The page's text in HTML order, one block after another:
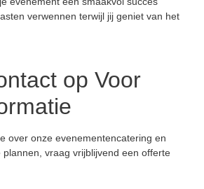
verwennen terwijl jij geniet van het
op Voor
over onze evenementencatering en
vraag vrijblijvend een offerte